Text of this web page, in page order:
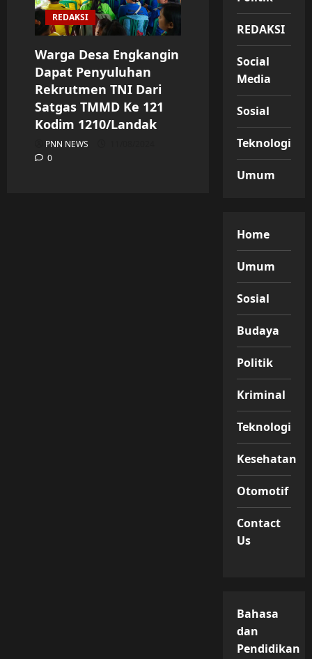
REDAKSI
Warga Desa Engkangin
Dapat Penyuluhan
Rekrutmen TNI Dari
Satgas TMMD Ke 121
Kodim 1210/Landak
PNN NEWS
0
REDAKSI
Social
Media
Sosial
Teknologi
Umum
Home
Umum
Sosial
Budaya
Politik
Kriminal
Teknologi
Kesehatan
Otomotif
Contact
Us
Bahasa
dan
Pendidikan